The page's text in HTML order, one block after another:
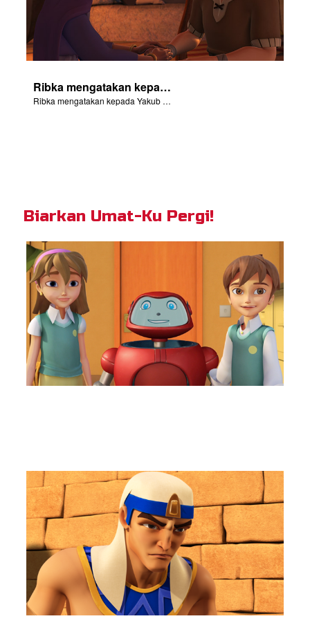
Ribka mengatakan kepada Yakub untuk mencuri berkat Esau dari Ishak.
Ribka mengatakan kepada Yakub untuk mencuri berkat Esau dari Ishak.
Biarkan Umat-Ku Pergi!